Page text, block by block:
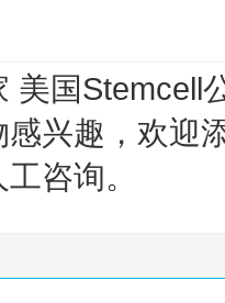
美国Stemcell
感兴趣，欢迎
咨询。